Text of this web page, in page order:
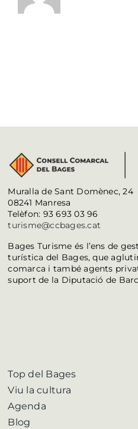
Muralla de Sant Domènec, 24
08241 Manresa
Telèfon: 93 693 03 96
turisme@ccbages.cat
Bages Turisme és l’ens de
turística del Bages, que
comarca i també agents
suport de la Diputació de
Top del Bages
Viu la cultura
Agenda
Blog